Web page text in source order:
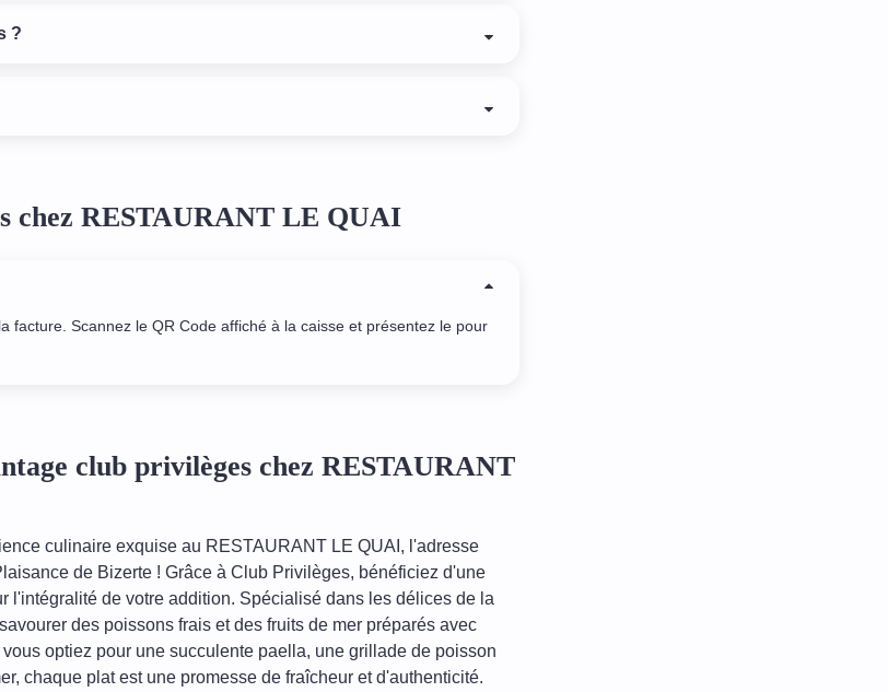
?
chez RESTAURANT LE QUAI
facture. Scannez le QR Code affiché à la caisse et présentez le pour
club privilèges chez RESTAURANT
culinaire exquise au RESTAURANT LE QUAI, l'adresse
de Bizerte ! Grâce à Club Privilèges, bénéficiez d'une
l'intégralité de votre addition. Spécialisé dans les délices de la
des poissons frais et des fruits de mer préparés avec
optiez pour une succulente paella, une grillade de poisson
chaque plat est une promesse de fraîcheur et d'authenticité.